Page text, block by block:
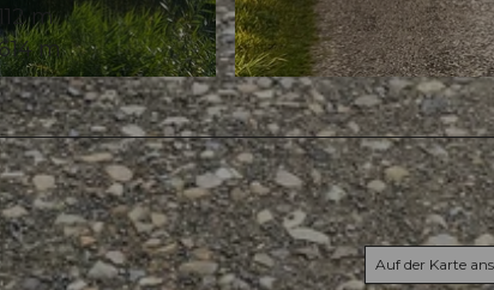
© Betschart Othmar, Community
112 m
m
Auf der Karte